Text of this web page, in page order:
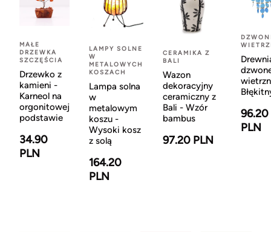
MAŁE
DRZEWKA
SZCZĘŚCIA
Drzewko z
kamieni -
Karneol na
orgonitowej
podstawie
34.90
PLN
LAMPY SOLNE
W
METALOWYCH
KOSZACH
Lampa solna
w
metalowym
koszu -
Wysoki kosz
z solą
164.20
PLN
CERAMIKA Z
BALI
Wazon
dekoracyjny
ceramiczny z
Bali - Wzór
bambus
97.20 PLN
96.20
PLN